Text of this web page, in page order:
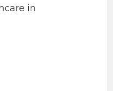
in